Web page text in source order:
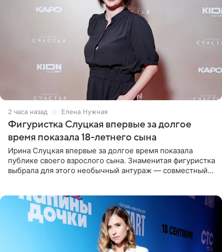
2 часа назад Елена Нужная
Фигуристка Слуцкая впервые за долгое
время показала 18-летнего сына
Ирина Слуцкая впервые за долгое время показала
публике своего взрослого сына. Знаменитая фигуристка
выбрала для этого необычный антураж — совместный